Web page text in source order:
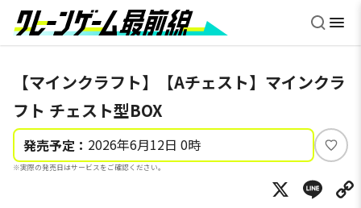
【マインクラフト】【Aチェスト】マインクラ
フト チェスト型BOX
発売予定： 2026年6月12日 0時
※実際の発売日はサービスをご確認ください。
い
ね
X